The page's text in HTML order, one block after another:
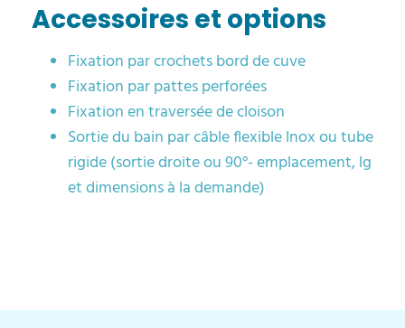
Accessoires et options
Fixation par crochets bord de cuve
Fixation par pattes perforées
Fixation en traversée de cloison
Sortie du bain par câble flexible Inox ou tube
rigide (sortie droite ou 90°- emplacement, lg
et dimensions à la demande)